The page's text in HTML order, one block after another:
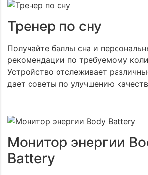
Тренер по сну
Получайте баллы сна и
рекомендации по требуемому
Устройство отслеживает
дает советы по улучшению
Монитор энергии
Battery